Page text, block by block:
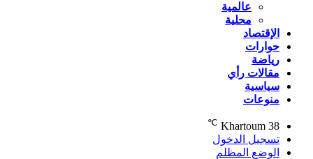
عالمية
محلية
الإقتصاد
حوارات
رياضة
مقالات رأي
سياسية
منوعات
Khartoum 38
℃
تسجيل الدخول
الوضع المظلم